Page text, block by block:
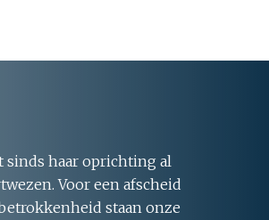
haar oprichting al
Voor een afscheid
staan onze